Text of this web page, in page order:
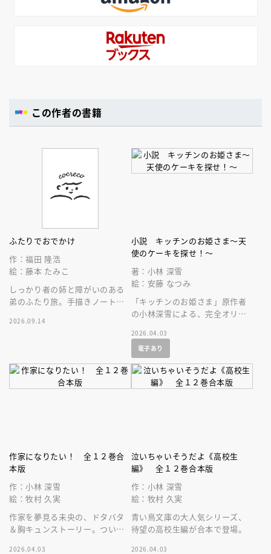
この作者の書籍
ふたりでおでかけ
作：福田 隆浩
絵：藤本 たみこ
しっかり者の姉と障がいのある
弟のふたり旅。手描きノートと
す、笑顔いっぱい『おでかけ』
2026.09.14
小説 キッチンのお姫さま～天
使のケーキを探せ！～
著：小林 深雪
絵：安藤 なつみ
「キッチンのお姫さま」原作者
の小林深雪による、完全オリジ
2026.04.03
電子あり
作家になりたい！ 全１２巻合
本版
作：小林 深雪
絵：牧村 久実
作家を夢見る未央の、ドタバタ
＆胸キュンストーリー。ついに
2026.04.03
泣いちゃいそうだよ《高校生
編》 全１２巻合本版
作：小林 深雪
絵：牧村 久実
青い鳥文庫の大人気シリーズ、
待望の高校生編が合本で登場。
2026.04.03